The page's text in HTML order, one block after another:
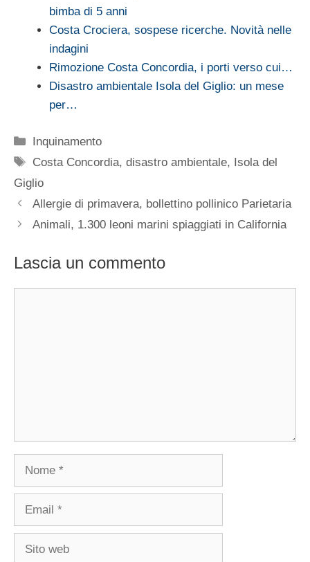
bimba di 5 anni
Costa Crociera, sospese ricerche. Novità nelle
indagini
Rimozione Costa Concordia, i porti verso cui…
Disastro ambientale Isola del Giglio: un mese
per…
Categorie
Inquinamento
Tag
Costa Concordia,disastro ambientale, Isola del
Giglio
Allergie di primavera, bollettino pollinico Parietaria
Animali, 1.300 leoni marini spiaggiati in California
Lascia un commento